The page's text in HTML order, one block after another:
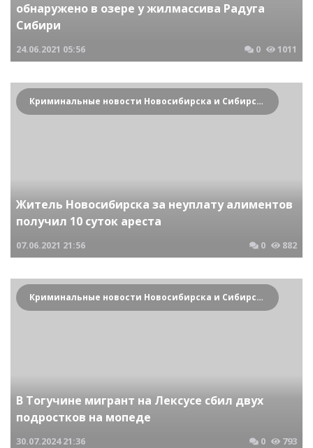
обнаружено в озере у жилмассива Радуга
Сибири
24.06.2021 05:56 0 1011
Криминальные новости Новосибирска и Сибирского региона
Житель Новосибирска за неуплату алиментов
получил 10 суток ареста
07.06.2021 21:56 0 882
Криминальные новости Новосибирска и Сибирского региона
В Тогучине мигрант на Лексусе сбил двух
подростков на мопеде
30.07.2024 21:36 0 793